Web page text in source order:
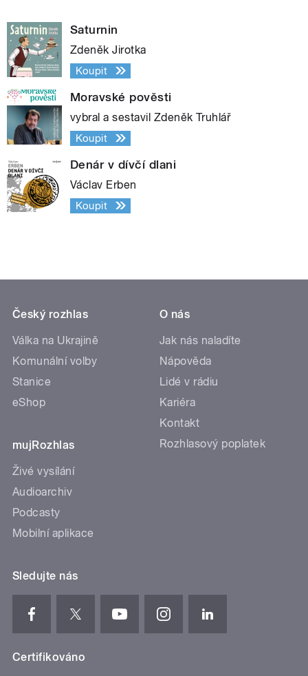
Saturnin
Zdeněk Jirotka
Koupit
Moravské pověsti
vybral a sestavil Zdeněk Truhlář
Koupit
Denár v dívčí dlani
Václav Erben
Koupit
Český rozhlas
Válka na Ukrajině
Komunální volby
Stanice
eShop
mujRozhlas
Živé vysílání
Audioarchiv
Podcasty
Mobilní aplikace
O nás
Jak nás naladíte
Nápověda
Lidé v rádiu
Kariéra
Kontakt
Rozhlasový poplatek
Sledujte nás
Certifikováno